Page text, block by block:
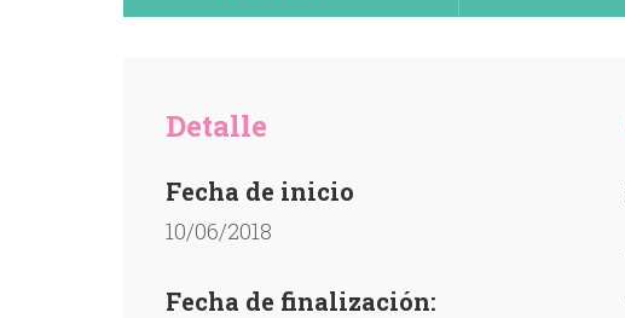
Detalle
Fecha de inicio
10/06/2018
Fecha de finalización: